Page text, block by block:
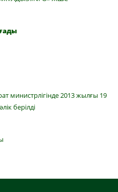
министрлігінде 2013 жылғы 19
берілді